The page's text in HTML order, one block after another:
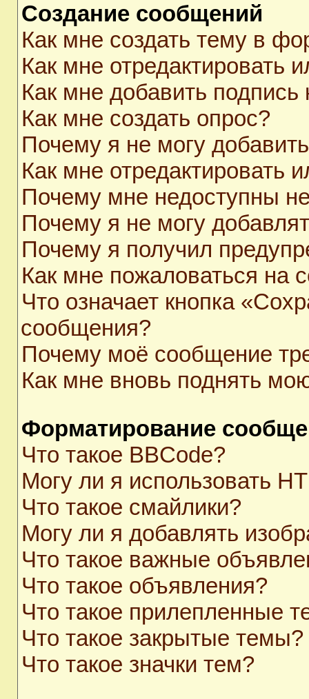
Создание сообщений
Как мне создать тему в
Как мне отредактировать
Как мне добавить
Как мне создать опрос?
Почему я не могу
Как мне отредактировать
Почему мне недоступны
Почему я не могу
Почему я получил
Как мне пожаловаться на
Что означает кнопка
сообщения?
Почему моё сообщение
Как мне вновь поднять
Форматирование
Что такое BBCode?
Могу ли я использовать
Что такое смайлики?
Могу ли я добавлять
Что такое важные
Что такое объявления?
Что такое прилепленные
Что такое закрытые темы?
Что такое значки тем?